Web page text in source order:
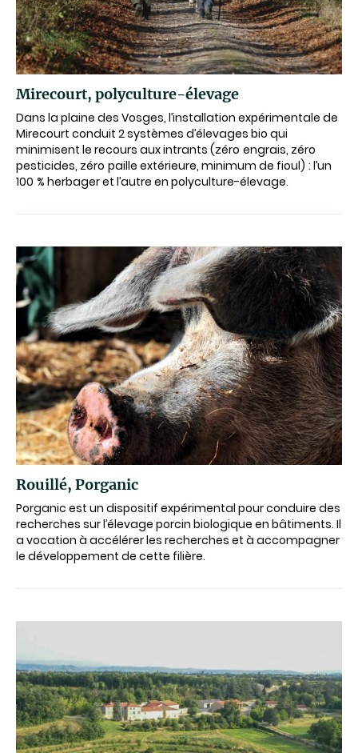
Mirecourt, polyculture-élevage
Dans la plaine des Vosges, l’installation expérimentale de
Mirecourt conduit 2 systèmes d’élevages bio qui
minimisent le recours aux intrants (zéro engrais, zéro
pesticides, zéro paille extérieure, minimum de fioul) : l’un
100 % herbager et l’autre en polyculture-élevage.
Rouillé, Porganic
Porganic est un dispositif expérimental pour conduire des
recherches sur l’élevage porcin biologique en bâtiments. Il
a vocation à accélérer les recherches et à accompagner
le développement de cette filière.